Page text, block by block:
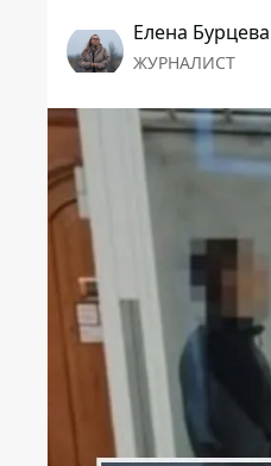
Елена Бурцева
ЖУРНАЛИСТ